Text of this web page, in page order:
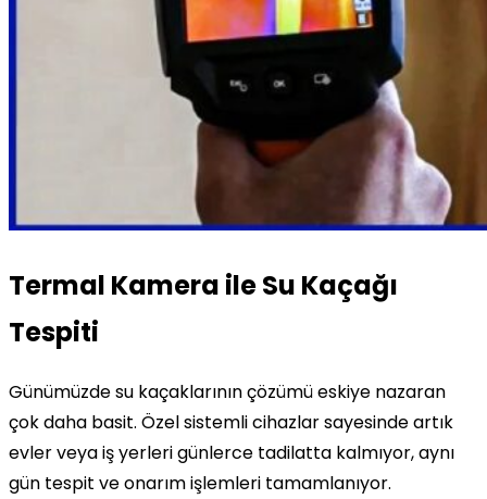
Termal Kamera ile Su Kaçağı
Tespiti
Günümüzde su kaçaklarının çözümü eskiye nazaran
çok daha basit. Özel sistemli cihazlar sayesinde artık
evler veya iş yerleri günlerce tadilatta kalmıyor, aynı
gün tespit ve onarım işlemleri tamamlanıyor.